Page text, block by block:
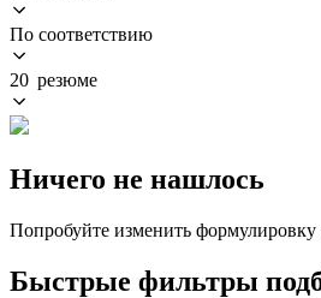
По соответствию
20 резюме
Ничего не нашлось
Попробуйте изменить
Быстрые фильтры